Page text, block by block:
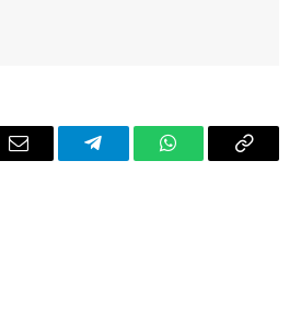
Email TelegramWhatsAppCopy